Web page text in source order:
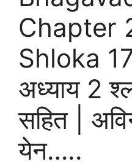
Chapter
Shloka
अध्याय 2
सहित |
येन…..